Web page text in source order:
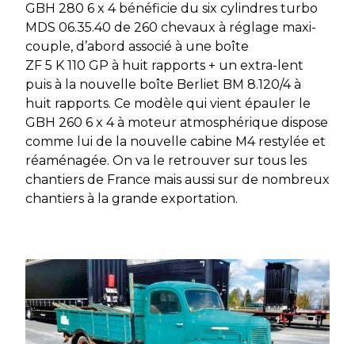
GBH 280 6 x 4 bénéficie du six cylindres turbo
MDS 06.35.40 de 260 chevaux à réglage maxi-
couple, d’abord associé à une boîte
ZF 5 K 110 GP à huit rapports + un extra-lent
puis à la nouvelle boîte Berliet BM 8.120/4 à
huit rapports. Ce modèle qui vient épauler le
GBH 260 6 x 4 à moteur atmosphérique dispose
comme lui de la nouvelle cabine M4 restylée et
réaménagée. On va le retrouver sur tous les
chantiers de France mais aussi sur de nombreux
chantiers à la grande exportation.